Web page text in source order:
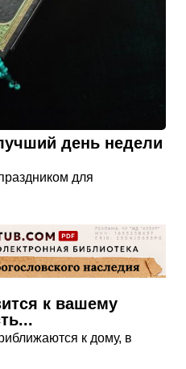
день недели
для
к вашему
к дому, в